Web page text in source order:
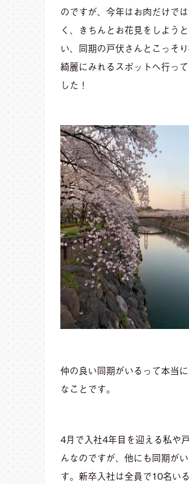
のですが、今年はお肉だけで
く、きちんとお花見をしよう
い、同期の戸伏さんとこっそ
綺麗にみれるスポットへ行っ
した！
仲の良い同期がいるって本当
なことです。
4月で入社4年目を迎える私や
んなのですが、他にも同期が
す。 新卒入社は全員で10名い